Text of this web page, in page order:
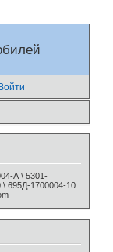
А \ 5301-
\ 695Д-1700004-10